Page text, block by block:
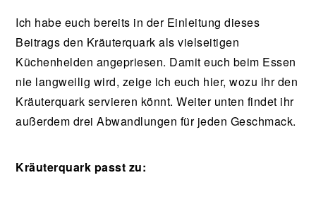
Ich habe euch bereits in der Einleitung dieses
Beitrags den Kräuterquark als vielseitigen
Küchenhelden angepriesen. Damit euch beim Essen
nie langweilig wird, zeige ich euch hier, wozu ihr den
Kräuterquark servieren könnt. Weiter unten findet ihr
außerdem drei Abwandlungen für jeden Geschmack.
Kräuterquark passt zu: